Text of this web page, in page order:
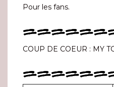
Pour les fans.
COUP DE COEUR : MY